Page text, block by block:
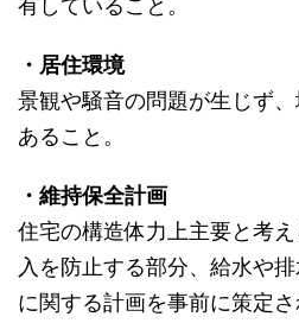
有していること。
・居住環境
景観や騒音の問題が生じず
あること。
・維持保全計画
住宅の構造体力上主要と考
入を防止する部分、給水や
に関する計画を事前に策定さ